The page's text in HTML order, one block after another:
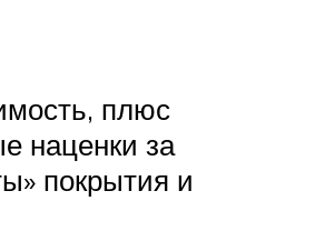
плюс
наценки за
покрытия и